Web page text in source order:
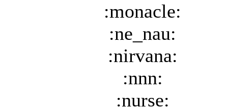
:monacle:
:ne_nau:
:nirvana:
:nnn:
:nurse: